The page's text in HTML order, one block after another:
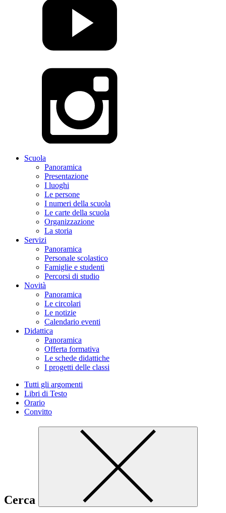
Scuola
Panoramica
Presentazione
I luoghi
Le persone
I numeri della scuola
Le carte della scuola
Organizzazione
La storia
Servizi
Panoramica
Personale scolastico
Famiglie e studenti
Percorsi di studio
Novità
Panoramica
Le circolari
Le notizie
Calendario eventi
Didattica
Panoramica
Offerta formativa
Le schede didattiche
I progetti delle classi
Tutti gli argomenti
Libri di Testo
Orario
Convitto
Cerca